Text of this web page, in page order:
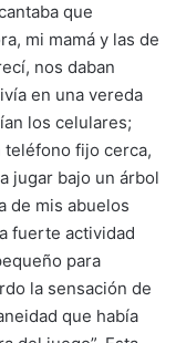
que
mi mamá y las de
nos daban
en una vereda
los celulares;
teléfono fijo cerca,
jugar bajo un árbol
de mis abuelos
fuerte actividad
para
la sensación de
que había